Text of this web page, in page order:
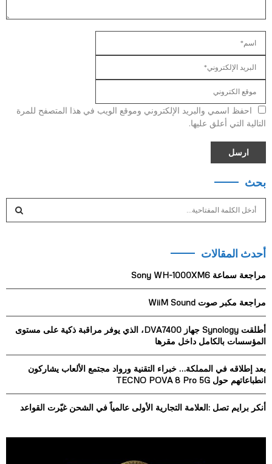
احفظ اسمي والبريد الإلكتروني وموقع الويب في هذا المتصفح للمرة
التالية التي أعلق عليها.
بحث
c
f
r
:
C
H
أحدث المقالات
مراجعة سماعة Sony WH-1000XM6
مراجعة مكبر صوت WiiM Sound
أطلقت Synology جهاز DVA7400، الذي يوفر مراقبة ذكية على مستوى
المؤسسات بالكامل داخل مقرها
بعد إطلاقه في المملكة… خبراء التقنية ورواد مجتمع الألعاب يشاركون
انطباعاتهم حول TECNO POVA 8 Pro 5G
أنكر برايم تصل :العلامة التجارية الأولى عالمياً في الشحن غيّرت القواعد